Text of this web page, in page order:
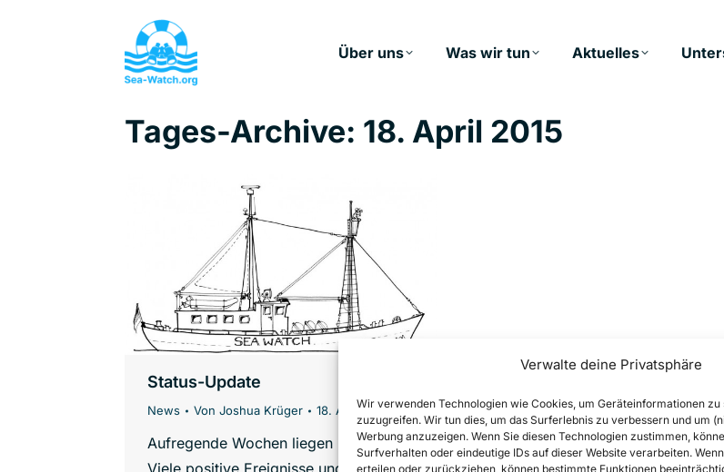
Verwalte deine Privatsphäre
Wir verwenden Technologien wie Cookies, um Geräteinformationen
zuzugreifen. Wir tun dies, um das Surferlebnis zu verbessern und um
Werbung anzuzeigen. Wenn Sie diesen Technologien zustimmen,
Surfverhalten oder eindeutige IDs auf dieser Website verarbeiten.
erteilen oder zurückziehen, können bestimmte Funktionen
Über uns Was wir tun Aktuelles
Tages-Archive: 18. April 2015
Status-Update
News Von Joshua Krüger 18. April 2015
Aufregende Wochen liegen hinter uns.